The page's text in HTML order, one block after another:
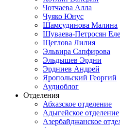
Чотчаева Алла
Чуяко Юнус
Шамсудинова Малина
Шуваева-Петросян
Щеглова Лилия
Эльвира Сапфирова
Эльдышев Эрдни
Эрдниев Андрей
Яропольский Георгий
Аудиоблог
Отделения
Абхазское отделение
Адыгейское отделение
Азербайджанское